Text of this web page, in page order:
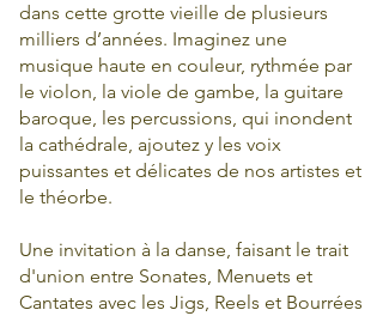
dans cette grotte vieille de plusieurs
milliers d’années. Imaginez une
musique haute en couleur, rythmée par
le violon, la viole de gambe, la guitare
baroque, les percussions, qui inondent
la cathédrale, ajoutez y les voix
puissantes et délicates de nos artistes et
le théorbe.
Une invitation à la danse, faisant le trait
d'union entre Sonates, Menuets et
Cantates avec les Jigs, Reels et Bourrées